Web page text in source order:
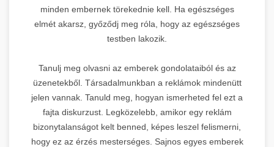
minden embernek törekednie kell. Ha egészséges
elmét akarsz, győződj meg róla, hogy az egészséges
testben lakozik.
Tanulj meg olvasni az emberek gondolataiból és az
üzenetekből. Társadalmunkban a reklámok mindenütt
jelen vannak. Tanuld meg, hogyan ismerheted fel ezt a
fajta diskurzust. Legközelebb, amikor egy reklám
bizonytalanságot kelt benned, képes leszel felismerni,
hogy ez az érzés mesterséges. Sajnos egyes emberek